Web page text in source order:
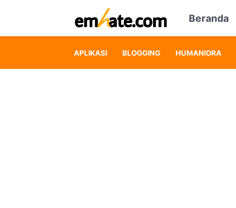
Beranda
APLIKASI BLOGGING HUMANIORA